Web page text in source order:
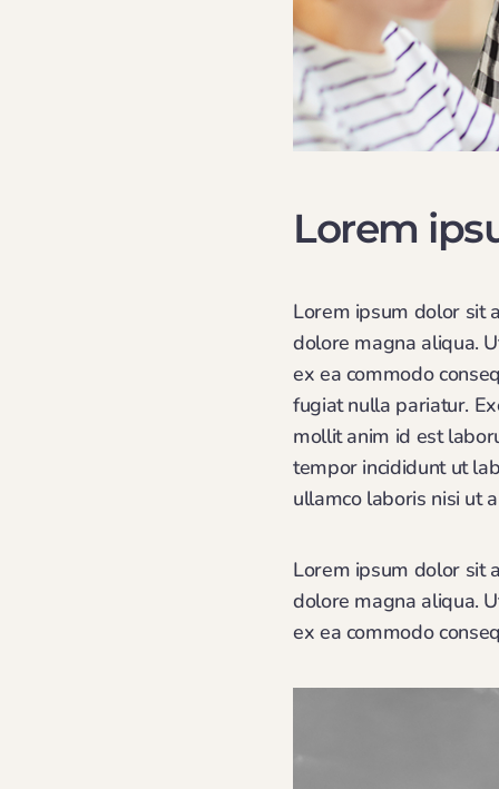
Lorem
Lorem ipsum dolor sit
dolore magna aliqua.
ex ea commodo
fugiat nulla pariatur.
mollit anim id est
tempor incididunt ut
ullamco laboris nisi ut
Lorem ipsum dolor sit
dolore magna aliqua.
ex ea commodo